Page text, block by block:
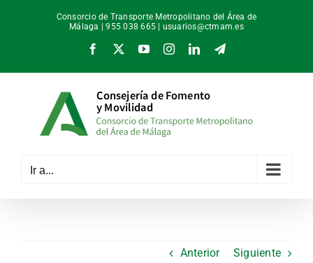
Consorcio de Transporte Metropolitano del Área de
Málaga | 955 038 665 | usuarios@ctmam.es
Facebook
X YouTubeInstagramLinkedInTelegram
Ir a...
Anterior Siguiente